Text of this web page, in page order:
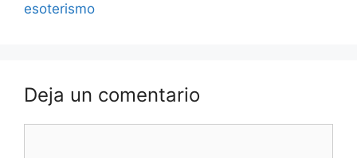
esoterismo
Deja un comentario